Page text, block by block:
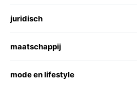
juridisch
maatschappij
mode en lifestyle